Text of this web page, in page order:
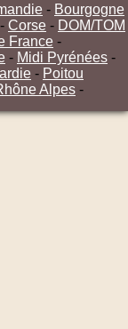
- Bourgogne
- Corse - DOM/TOM
France -
- Midi Pyrénées -
- Poitou
Alpes -